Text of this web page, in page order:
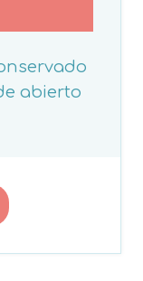
abierto